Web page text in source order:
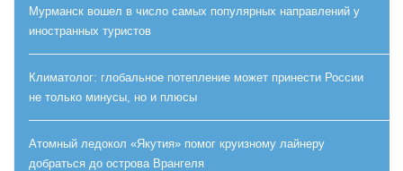
Мурманск вошел в число самых популярных направлений у
иностранных туристов
Климатолог: глобальное потепление может принести России
не только минусы, но и плюсы
Атомный ледокол «Якутия» помог круизному лайнеру
добраться до острова Врангеля